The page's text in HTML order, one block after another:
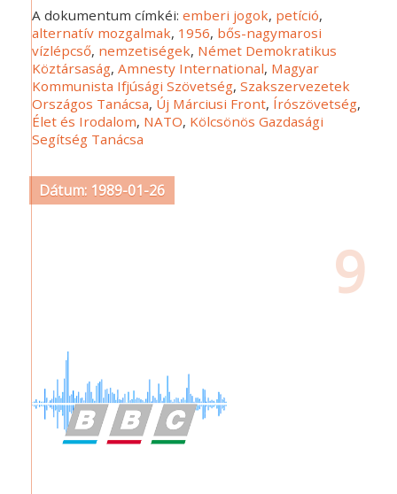
A dokumentum címkéi:emberi jogok, petíció,
alternatív mozgalmak, 1956, bős-nagymarosi
vízlépcső, nemzetiségek, Német Demokratikus
Köztársaság,Amnesty International, Magyar
Kommunista Ifjúsági Szövetség,Szakszervezetek
Országos Tanácsa, Új Márciusi Front, Írószövetség,
Élet és Irodalom, NATO, Kölcsönös Gazdasági
Segítség Tanácsa
Dátum: 1989-01-26
9